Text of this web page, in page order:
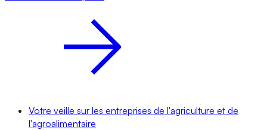
Votre veille sur les entreprises de l'agriculture et de
l'agroalimentaire